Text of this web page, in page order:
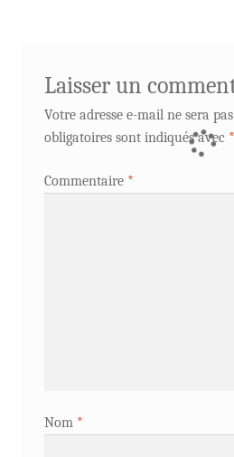
Laisser un
Votre adresse e-mail ne sera
obligatoires sont indiqués avec *
Commentaire *
Nom *